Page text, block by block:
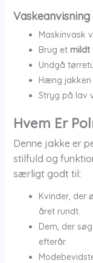
Vaskeanvisning
Maskinvask
Brug et mildt
Undgå
Hæng
Stryg på lav
Hvem Er
Denne jakke er
stilfuld og
særligt godt til:
Kvinder, der
året rundt.
Dem, der
efterår.